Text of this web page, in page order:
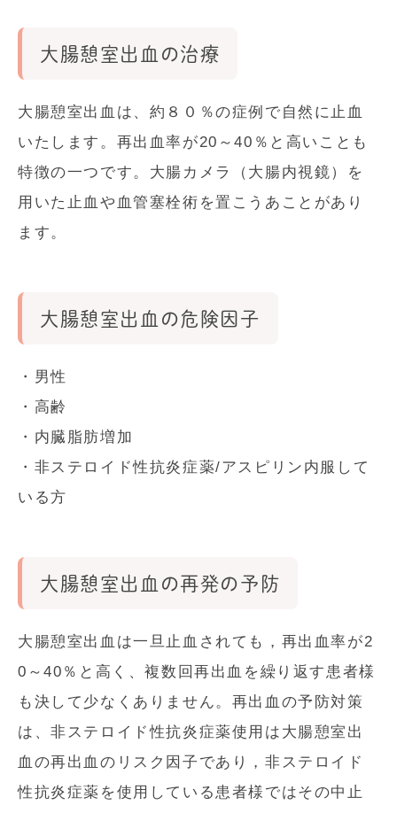
大腸憩室出血の治療
大腸憩室出血は、約８０％の症例で自然に止血
いたします。再出血率が20～40％と高いことも
特徴の一つです。大腸カメラ（大腸内視鏡）を
用いた止血や血管塞栓術を置こうあことがあり
ます。
大腸憩室出血の危険因子
・男性
・高齢
・内臓脂肪増加
・非ステロイド性抗炎症薬/アスピリン内服して
いる方
大腸憩室出血の再発の予防
大腸憩室出血は一旦止血されても，再出血率が2
0～40％と高く、複数回再出血を繰り返す患者様
も決して少なくありません。再出血の予防対策
は、非ステロイド性抗炎症薬使用は大腸憩室出
血の再出血のリスク因子であり，非ステロイド
性抗炎症薬を使用している患者様ではその中止